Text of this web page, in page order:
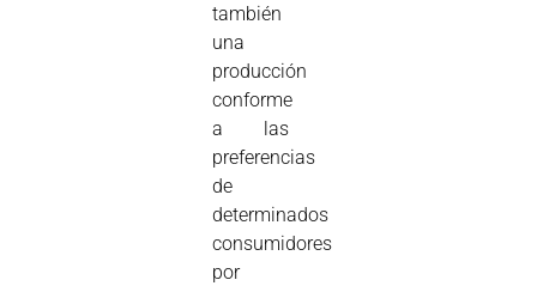
también
una
producción
conforme
a las
preferencias
de
determinados
consumidores
por